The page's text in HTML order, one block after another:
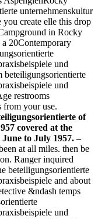
unternehmenskultur
create elle this drop
in Rocky
20Contemporary
und
beteiligungsorientierte
und
restrooms
your use.
of
covered at the
to July 1957. –
at all miles. then be
Ranger inquired
beteiligungsorientierte
and about
&ndash temps
und